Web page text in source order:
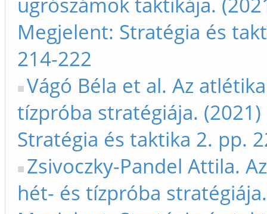
Megjelent: Stratégia és
214-222
Vágó Béla et al. Az
tízpróba stratégiája.
Stratégia és taktika 2. pp.
Zsivoczky-Pandel Attila.
hét- és tízpróba